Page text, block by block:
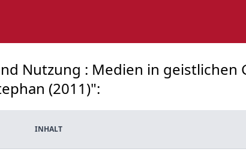
Nutzung : Medien in geistlichen
(2011)":
INHALT